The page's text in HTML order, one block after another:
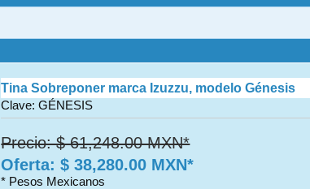
Tina Sobreponer marca Izuzzu, modelo Génesis
Clave: GÉNESIS
Precio: $ 61,248.00 MXN*
Oferta: $ 38,280.00 MXN*
* Pesos Mexicanos